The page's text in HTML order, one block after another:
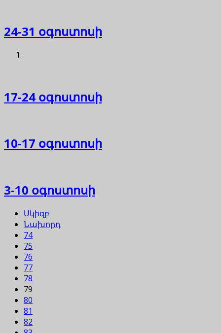
24-31 օգոստոսի
17-24 օգոստոսի
10-17 օգոստոսի
3-10 օգոստոսի
Սկիզբ
Նախորդ
74
75
76
77
78
79
80
81
82